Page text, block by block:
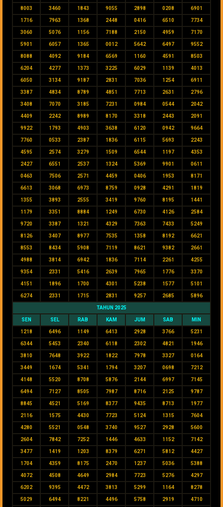
8003 3460 1843 9055 2898 0208 6901
1716 7963 1368 2448 0416 6510 7734
3060 5076 1156 7188 2150 4959 7170
5901 6057 1365 0012 5642 6497 9552
8088 4092 9184 6569 1160 4591 8503
6204 4277 1373 3225 6029 1139 4013
6050 3134 9187 2831 7036 1254 6911
3387 4834 8789 4851 7713 2631 2796
3408 7070 3185 7231 0984 0544 2042
4409 2242 8989 8170 3318 2443 2091
9922 1793 4903 3638 6120 0942 9664
7760 0533 2387 1836 6115 5693 2243
4595 2574 3279 1509 6544 1197 4353
2427 6551 2537 1324 5369 9901 0611
0463 7506 2571 4459 0406 1953 8171
6613 3068 6973 8759 0928 4291 1819
1355 3893 2555 3419 9760 8195 1441
1179 3351 8884 1249 6730 4126 2584
9720 3387 1321 4329 7363 7433 5249
8126 3407 8977 7535 1358 8192 6621
8553 8434 5908 7119 8621 9382 2661
4988 3814 6942 1836 7114 2261 4255
9354 2331 5416 2639 7965 1776 3370
4151 1896 1700 4301 5238 1577 5101
6274 2331 1715 2831 9257 2685 5896
TAHUN 2025
SEN SEL RAB KAM JUM SAB MIN
1218 6496 1149 6413 2928 3766 5231
6344 5453 2340 6118 2302 4821 1946
3810 7648 3922 1822 7978 3327 0164
3449 1674 5341 1794 3207 0698 7212
4148 5520 8708 5876 2144 6997 7145
6494 7127 8505 7987 8716 2125 9787
8845 4521 5169 8377 9435 8713 1977
2116 1575 4430 7723 5124 1315 7604
4280 5521 0548 3740 9527 2928 5600
2604 7842 7252 1446 4633 1152 7142
3477 1419 1203 8379 6271 5812 4427
1704 4359 8175 2470 1237 5036 5388
4072 4508 4649 2984 7723 5276 4297
6202 9395 4472 3813 5299 1164 8278
5029 6494 8221 4496 5758 2919 4710